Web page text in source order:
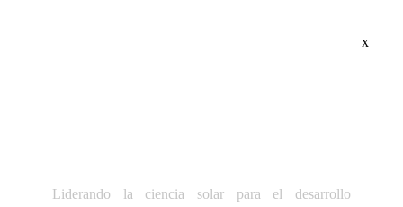
x
Liderando la ciencia solar para el desarrollo